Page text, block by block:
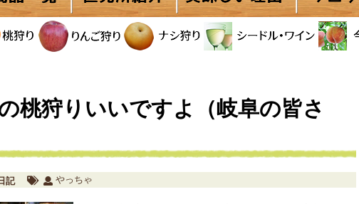
桃狩りいいですよ（岐阜の皆さ
記 やっちゃ